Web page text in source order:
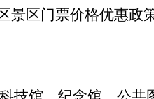
景区门票价格优惠政